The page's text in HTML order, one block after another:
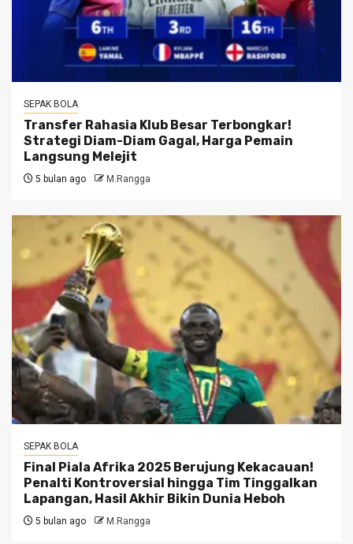
SEPAK BOLA
Transfer Rahasia Klub Besar Terbongkar!
Strategi Diam-Diam Gagal, Harga Pemain
Langsung Melejit
5 bulan ago M.Rangga
SEPAK BOLA
Final Piala Afrika 2025 Berujung Kekacauan!
Penalti Kontroversial hingga Tim Tinggalkan
Lapangan, Hasil Akhir Bikin Dunia Heboh
5 bulan ago M.Rangga